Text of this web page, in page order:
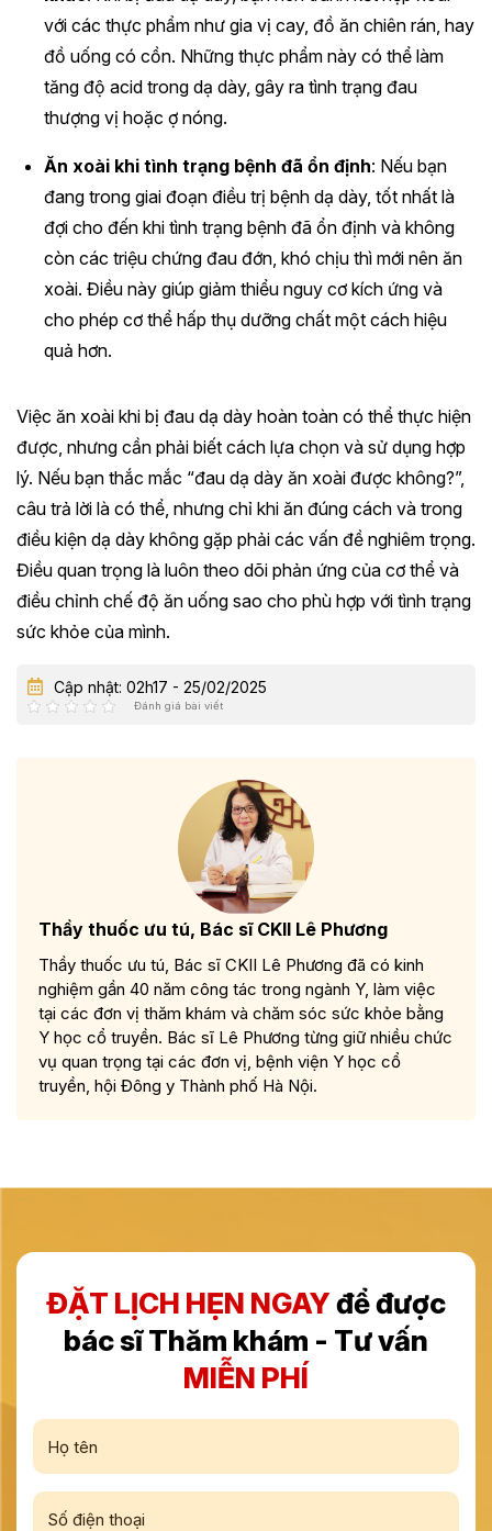
với các thực phẩm như gia vị cay, đồ ăn chiên rán, hay
đồ uống có cồn. Những thực phẩm này có thể làm
tăng độ acid trong dạ dày, gây ra tình trạng đau
thượng vị hoặc ợ nóng.
Ăn xoài khi tình trạng bệnh đã ổn định: Nếu bạn
đang trong giai đoạn điều trị bệnh dạ dày, tốt nhất là
đợi cho đến khi tình trạng bệnh đã ổn định và không
còn các triệu chứng đau đớn, khó chịu thì mới nên ăn
xoài. Điều này giúp giảm thiểu nguy cơ kích ứng và
cho phép cơ thể hấp thụ dưỡng chất một cách hiệu
quả hơn.
Việc ăn xoài khi bị đau dạ dày hoàn toàn có thể thực hiện
được, nhưng cần phải biết cách lựa chọn và sử dụng hợp
lý. Nếu bạn thắc mắc “đau dạ dày ăn xoài được không?”,
câu trả lời là có thể, nhưng chỉ khi ăn đúng cách và trong
điều kiện dạ dày không gặp phải các vấn đề nghiêm trọng.
Điều quan trọng là luôn theo dõi phản ứng của cơ thể và
điều chỉnh chế độ ăn uống sao cho phù hợp với tình trạng
sức khỏe của mình.
Cập nhật: 02h17 - 25/02/2025
Đánh giá bài viết
Thầy thuốc ưu tú, Bác sĩ CKII Lê Phương
Thầy thuốc ưu tú, Bác sĩ CKII Lê Phương đã có kinh
nghiệm gần 40 năm công tác trong ngành Y, làm việc
tại các đơn vị thăm khám và chăm sóc sức khỏe bằng
Y học cổ truyền. Bác sĩ Lê Phương từng giữ nhiều chức
vụ quan trọng tại các đơn vị, bệnh viện Y học cổ
truyền, hội Đông y Thành phố Hà Nội.
ĐẶT LỊCH HẸN NGAYđể được
bác sĩ Thăm khám - Tư vấn
MIỄN PHÍ